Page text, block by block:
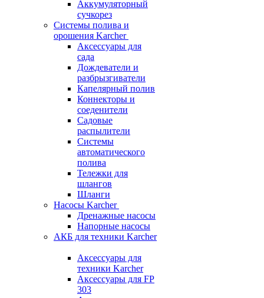
Аккумуляторный
сучкорез
Системы полива и
орошения Karcher
Аксессуары для
сада
Дождеватели и
разбрызгиватели
Капелярный полив
Коннекторы и
соеденители
Садовые
распылители
Системы
автоматического
полива
Тележки для
шлангов
Шланги
Насосы Karcher
Дренажные насосы
Напорные насосы
АКБ для техники Karcher
Аксессуары для
техники Karcher
Аксессуары для FP
303